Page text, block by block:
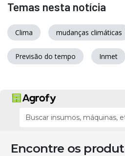
Temas nesta notícia
Clima mudanças climáticas
Previsão do tempo Inmet
Encontre os